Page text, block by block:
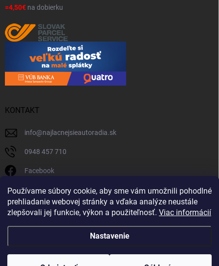
Používame súbory cookie, aby sme vám umožnili pohodlné
prehliadanie webovej stránky a vďaka analýze neustále
zlepšovali jej funkcie, výkon a použiteľnosť. Viac informácií
Nastavenie
=4,50€ na dobierku
KONTAKT
info@najlacnejsieautoradia.sk
0948 457 710
Facebook
najlacnejsieautoradia.sk
Youtube
Copyright 2026Najlacnejsieautoradia.sk. Všetky práva vyhradené.Upraviť